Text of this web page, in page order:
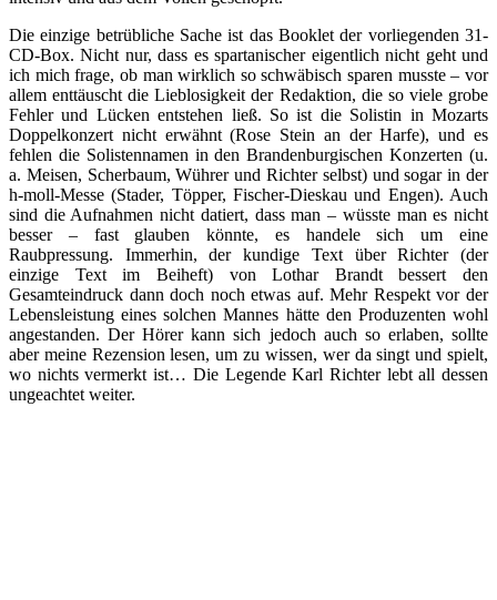
Die einzige betrübliche Sache ist das Booklet der vorliegenden 31-
CD-Box. Nicht nur, dass es spartanischer eigentlich nicht geht und
ich mich frage, ob man wirklich so schwäbisch sparen musste – vor
allem enttäuscht die Lieblosigkeit der Redaktion, die so viele grobe
Fehler und Lücken entstehen ließ. So ist die Solistin in Mozarts
Doppelkonzert nicht erwähnt (Rose Stein an der Harfe), und es
fehlen die Solistennamen in den Brandenburgischen Konzerten (u.
a. Meisen, Scherbaum, Wührer und Richter selbst) und sogar in der
h-moll-Messe (Stader, Töpper, Fischer-Dieskau und Engen). Auch
sind die Aufnahmen nicht datiert, dass man – wüsste man es nicht
besser – fast glauben könnte, es handele sich um eine
Raubpressung. Immerhin, der kundige Text über Richter (der
einzige Text im Beiheft) von Lothar Brandt bessert den
Gesamteindruck dann doch noch etwas auf. Mehr Respekt vor der
Lebensleistung eines solchen Mannes hätte den Produzenten wohl
angestanden. Der Hörer kann sich jedoch auch so erlaben, sollte
aber meine Rezension lesen, um zu wissen, wer da singt und spielt,
wo nichts vermerkt ist… Die Legende Karl Richter lebt all dessen
ungeachtet weiter.